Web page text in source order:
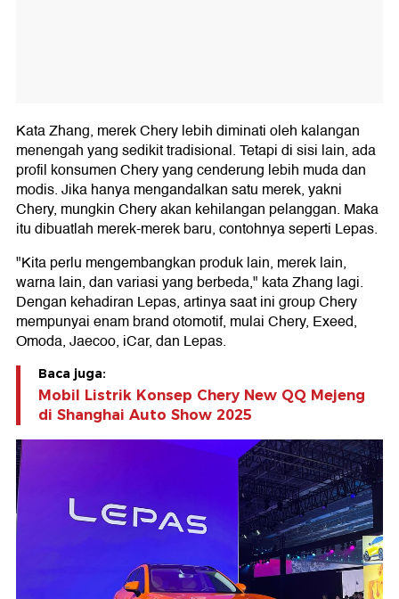
Kata Zhang, merek Chery lebih diminati oleh kalangan
menengah yang sedikit tradisional. Tetapi di sisi lain, ada
profil konsumen Chery yang cenderung lebih muda dan
modis. Jika hanya mengandalkan satu merek, yakni
Chery, mungkin Chery akan kehilangan pelanggan. Maka
itu dibuatlah merek-merek baru, contohnya seperti Lepas.
"Kita perlu mengembangkan produk lain, merek lain,
warna lain, dan variasi yang berbeda," kata Zhang lagi.
Dengan kehadiran Lepas, artinya saat ini group Chery
mempunyai enam brand otomotif, mulai Chery, Exeed,
Omoda, Jaecoo, iCar, dan Lepas.
Baca juga:
Mobil Listrik Konsep Chery New QQ Mejeng
di Shanghai Auto Show 2025